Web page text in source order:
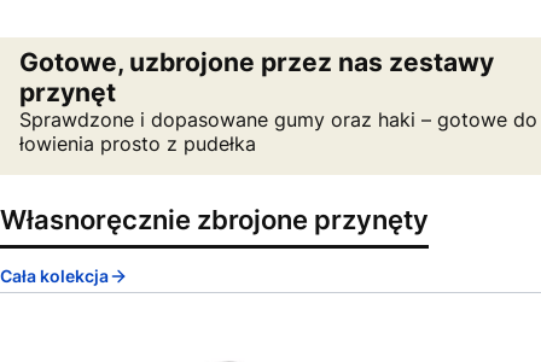
Gotowe, uzbrojone przez nas zestawy
przynęt
Sprawdzone i dopasowane gumy oraz haki – gotowe do
łowienia prosto z pudełka
Własnoręcznie zbrojone przynęty
Cała kolekcja